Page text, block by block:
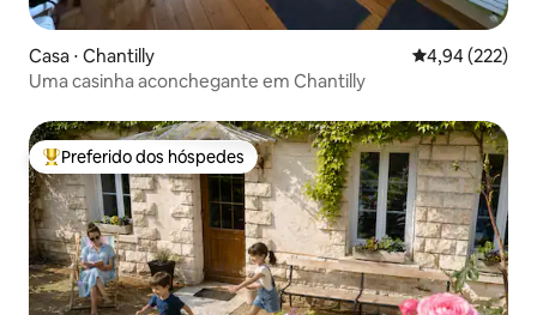
Casa ⋅ Chantilly 4,94 de uma
4,94 (222)
Uma casinha aconchegante em Chantilly
Entre os melhores preferidos dos hóspedes
Preferido dos hóspedes